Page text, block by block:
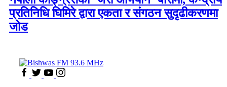
प्रतिनिधि घिमिरे द्वारा एकता र संगठन सुदृढीकरणमा
जोड